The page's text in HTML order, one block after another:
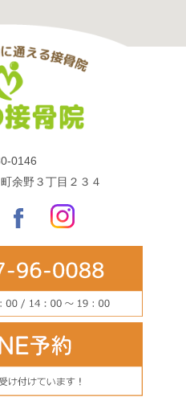
0146
余野３丁目２３４